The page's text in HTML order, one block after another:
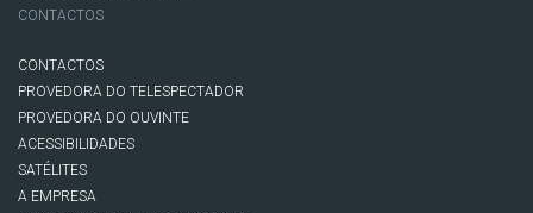
CONTACTOS
CONTACTOS
PROVEDORA DO TELESPECTADOR
PROVEDORA DO OUVINTE
ACESSIBILIDADES
SATÉLITES
A EMPRESA